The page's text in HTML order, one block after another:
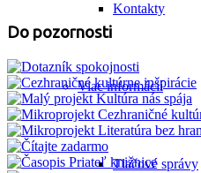
Kontakty
Viac informácií
Tlačové správy
Do pozornosti